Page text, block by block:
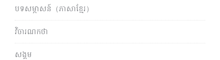
បទសម្ភាសន៍（ភាសាខ្មែរ）
វិចារណកថា
សង្គម